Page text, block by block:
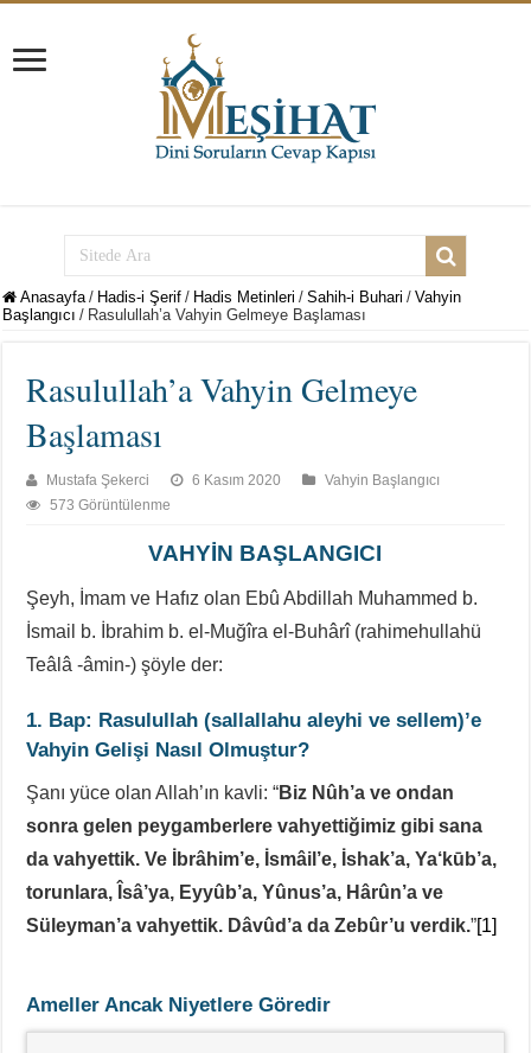
Anasayfa / Hadis-i Şerif / Hadis Metinleri / Sahih-i Buhari / Vahyin
Başlangıcı / Rasulullah’a Vahyin Gelmeye Başlaması
Rasulullah’a Vahyin Gelmeye
Başlaması
Mustafa Şekerci 6 Kasım 2020
Vahyin Başlangıcı
573 Görüntülenme
VAHYİN BAŞLANGICI
Şeyh, İmam ve Hafız olan Ebû Abdillah Muhammed b.
İsmail b. İbrahim b. el-Muğîra el-Buhârî (rahimehullahü
Teâlâ -âmin-) şöyle der:
1. Bap: Rasulullah (sallallahu aleyhi ve sellem)’e
Vahyin Gelişi Nasıl Olmuştur?
Şanı yüce olan Allah’ın kavli: “Biz Nûh’a ve ondan
sonra gelen peygamberlere vahyettiğimiz gibi sana
da vahyettik. Ve İbrâhim’e, İsmâil’e, İshak’a, Ya‘kūb’a,
torunlara, Îsâ’ya, Eyyûb’a, Yûnus’a, Hârûn’a ve
Süleyman’a vahyettik. Dâvûd’a da Zebûr’u verdik.”[1]
Ameller Ancak Niyetlere Göredir